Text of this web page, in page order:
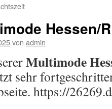
Hessen/
von admin
Multimode
sehr
https://